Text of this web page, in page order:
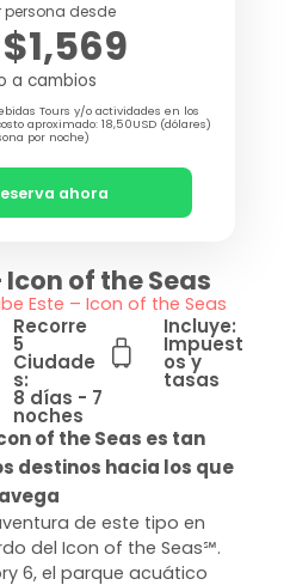
persona desde
a cambios
Tours y/o actividades en los
aproximado: 18,50USD (dólares)
por noche)
ahora
Icon of the Seas
Este – Icon of the Seas
Recorre
5
Ciudade
s:
8 días - 7
noches
Incluye:
Impuest
os y
tasas
of the Seas es tan
destinos hacia los que
de este tipo en
del Icon of the Seas℠.
6, el parque acuático